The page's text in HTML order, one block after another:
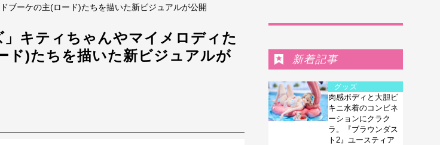
ブーケの主(ロード)たちを描いた新ビジュアルが公開
」キティちゃんやマイメロディた
ド)たちを描いた新ビジュアルが
新着記事
グッズ
肉感ボディと大胆ビ
キニ水着のコンビネ
ーションにクラク
ラ。『ブラウンダス
ト2』ユースティア